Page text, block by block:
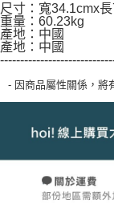
尺寸：寬34.1cmx
重量：60.23kg
產地：中國
產地：中國
- 因商品屬性關係，將